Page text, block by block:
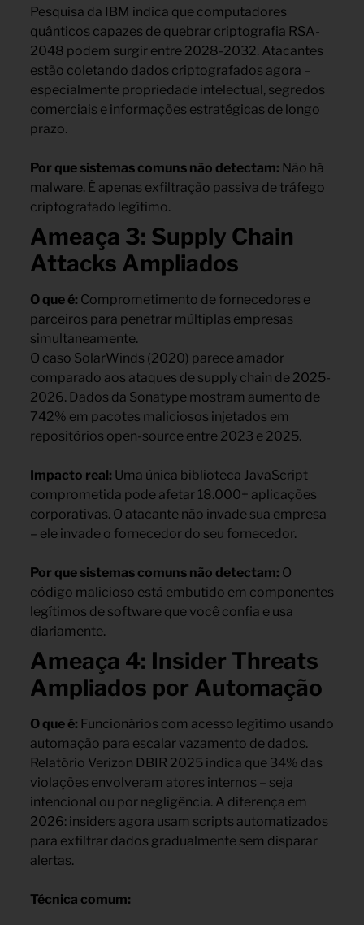
Pesquisa da IBM indica que computadores
quânticos capazes de quebrar criptografia RSA-
2048 podem surgir entre 2028-2032. Atacantes
estão coletando dados criptografados agora –
especialmente propriedade intelectual, segredos
comerciais e informações estratégicas de longo
prazo.
Por que sistemas comuns não detectam: Não há
malware. É apenas exfiltração passiva de tráfego
criptografado legítimo.
Ameaça 3: Supply Chain
Attacks Ampliados
O que é: Comprometimento de fornecedores e
parceiros para penetrar múltiplas empresas
simultaneamente.
O caso SolarWinds (2020) parece amador
comparado aos ataques de supply chain de 2025-
2026. Dados da Sonatype mostram aumento de
742% em pacotes maliciosos injetados em
repositórios open-source entre 2023 e 2025.
Impacto real: Uma única biblioteca JavaScript
comprometida pode afetar 18.000+ aplicações
corporativas. O atacante não invade sua empresa
– ele invade o fornecedor do seu fornecedor.
Por que sistemas comuns não detectam: O
código malicioso está embutido em componentes
legítimos de software que você confia e usa
diariamente.
Ameaça 4: Insider Threats
Ampliados por Automação
O que é: Funcionários com acesso legítimo usando
automação para escalar vazamento de dados.
Relatório Verizon DBIR 2025 indica que 34% das
violações envolveram atores internos – seja
intencional ou por negligência. A diferença em
2026: insiders agora usam scripts automatizados
para exfiltrar dados gradualmente sem disparar
alertas.
Técnica comum: